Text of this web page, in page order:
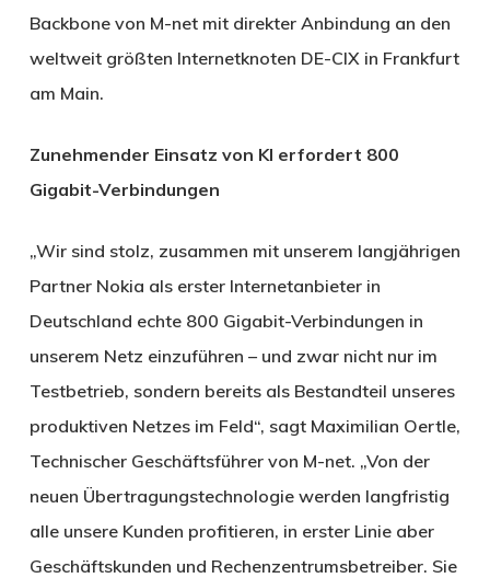
Backbone von M-net mit direkter Anbindung an den
weltweit größten Internetknoten DE-CIX in Frankfurt
am Main.
Zunehmender Einsatz von KI erfordert 800
Gigabit-Verbindungen
„Wir sind stolz, zusammen mit unserem langjährigen
Partner Nokia als erster Internetanbieter in
Deutschland echte 800 Gigabit-Verbindungen in
unserem Netz einzuführen – und zwar nicht nur im
Testbetrieb, sondern bereits als Bestandteil unseres
produktiven Netzes im Feld“, sagt Maximilian Oertle,
Technischer Geschäftsführer von M-net. „Von der
neuen Übertragungstechnologie werden langfristig
alle unsere Kunden profitieren, in erster Linie aber
Geschäftskunden und Rechenzentrumsbetreiber. Sie